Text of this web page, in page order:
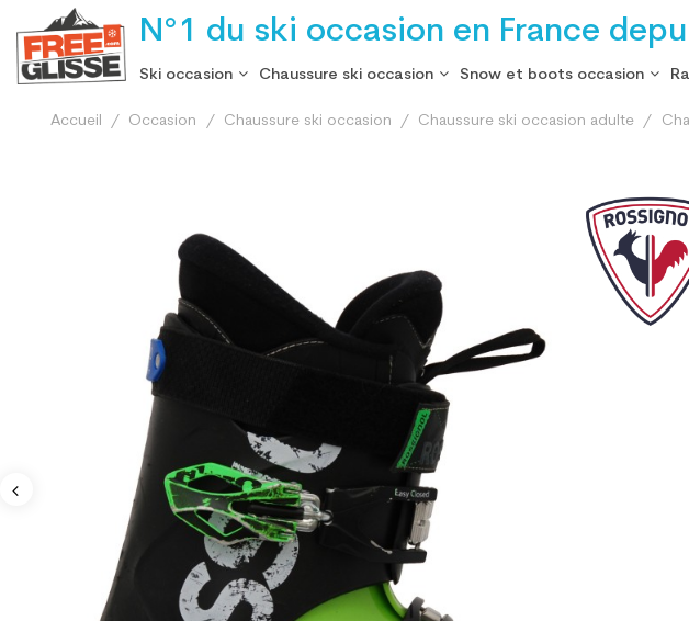
N°1 du ski occasion en France
Ski occasion Chaussure ski occasion Snow et boots occasion
Accueil Occasion Chaussure ski occasion Chaussure ski occasion adulte